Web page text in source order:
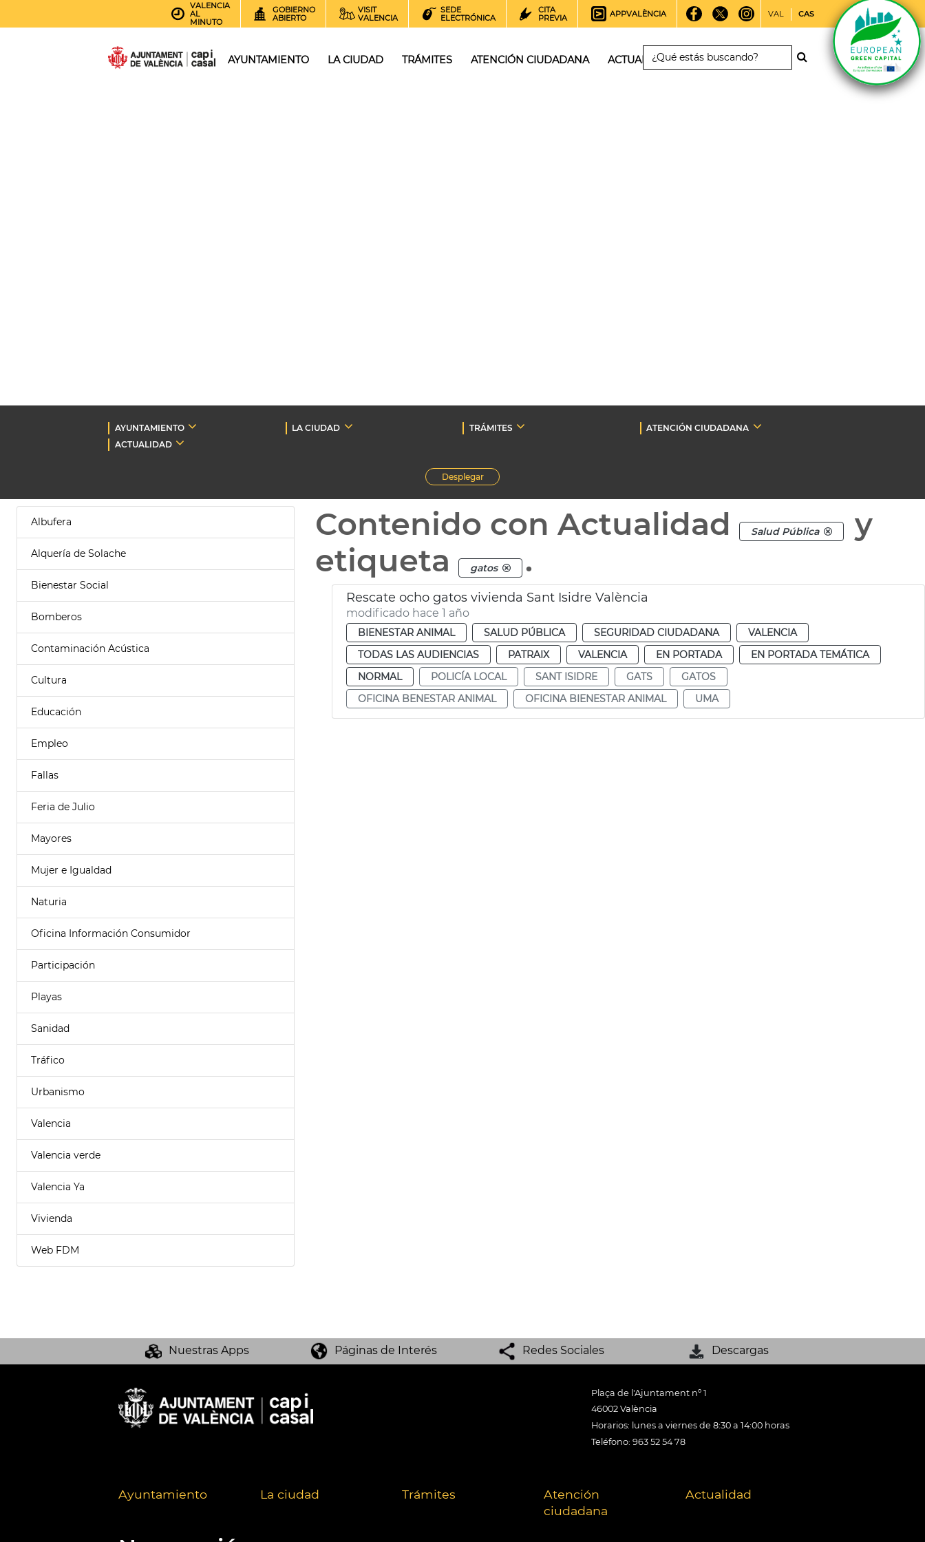
VALENCIA
AL
MINUTO
GOBIERNO
ABIERTO
VISIT
VALENCIA
SEDE
ELECTRÓNICA
CITA
PREVIA
APPVALÈNCIA VAL CAS
AYUNTAMIENTO LA CIUDAD TRÁMITES ATENCIÓN CIUDADANA ACTUALIDAD
AYUNTAMIENTO LA CIUDAD TRÁMITES
ATENCIÓN CIUDADANA
ACTUALIDAD
Desplegar
Albufera
Alquería de Solache
Bienestar Social
Bomberos
Contaminación Acústica
Cultura
Educación
Empleo
Fallas
Feria de Julio
Mayores
Mujer e Igualdad
Naturia
Oficina Información Consumidor
Participación
Playas
Sanidad
Tráfico
Urbanismo
Valencia
Valencia verde
Valencia Ya
Vivienda
Web FDM
Contenido con Actualidad Salud Pública
y
etiqueta
gatos .
Rescate ocho gatos vivienda Sant Isidre València
modificado hace 1 año
BIENESTAR ANIMAL SALUD PÚBLICA SEGURIDAD CIUDADANA
VALENCIA
TODAS LAS AUDIENCIAS
PATRAIX VALENCIA EN PORTADA
EN PORTADA TEMÁTICA
NORMAL
POLICÍA LOCAL SANT ISIDRE GATS
GATOS
OFICINA BENESTAR ANIMAL
OFICINA BIENESTAR ANIMAL UMA
Nuestras Apps Páginas de Interés Redes Sociales Descargas
Plaça de l'Ajuntament nº 1
46002 València
Horarios: lunes a viernes de 8:30 a 14:00 horas
Teléfono: 963 52 54 78
Ayuntamiento La ciudad Trámites
Atención
ciudadana
Actualidad